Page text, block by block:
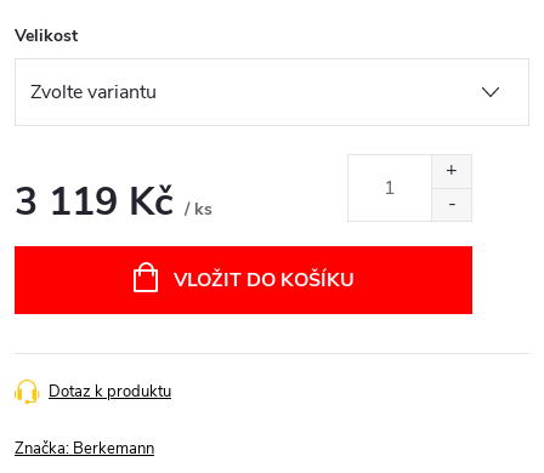
Velikost
3 119 Kč / ks
VLOŽIT DO KOŠÍKU
Dotaz k produktu
Značka: Berkemann